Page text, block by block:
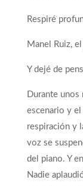
Respiré
Manel Ruiz,
Y dejé de
Durante unos
escenario y
respiración y
voz se
del piano. Y
Nadie